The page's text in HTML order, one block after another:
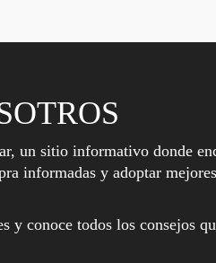
un sitio informativo donde
informadas y adoptar
y conoce todos los consejos